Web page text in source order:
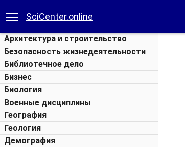
SciCenter.online
Архитектура и строительство
Безопасность жизнедеятельности
Библиотечное дело
Бизнес
Биология
Военные дисциплины
География
Геология
Демография